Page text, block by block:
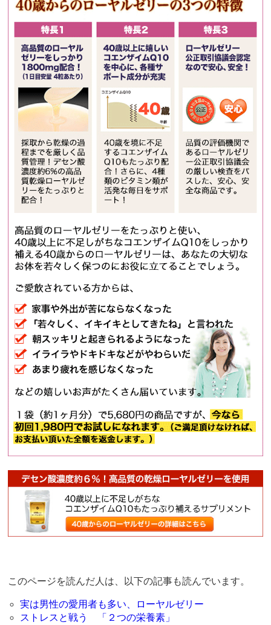
このページを読んだ人は、以下の記事も読んでいます。
実は男性の愛用者も多い、ローヤルゼリー
ストレスと戦う 「２つの栄養素」